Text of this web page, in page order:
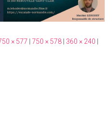
× 577 750 × 578 360 × 240